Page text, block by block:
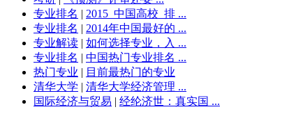
专业排名 | 2015_中国高校_排 ...
专业排名 | 2014年中国最好的 ...
专业解读 | 如何选择专业，入 ...
专业排名 | 中国热门专业排名 ...
热门专业 | 目前最热门的专业
清华大学 | 清华大学经济管理 ...
国际经济与贸易 | 经纶济世：真实国 ...